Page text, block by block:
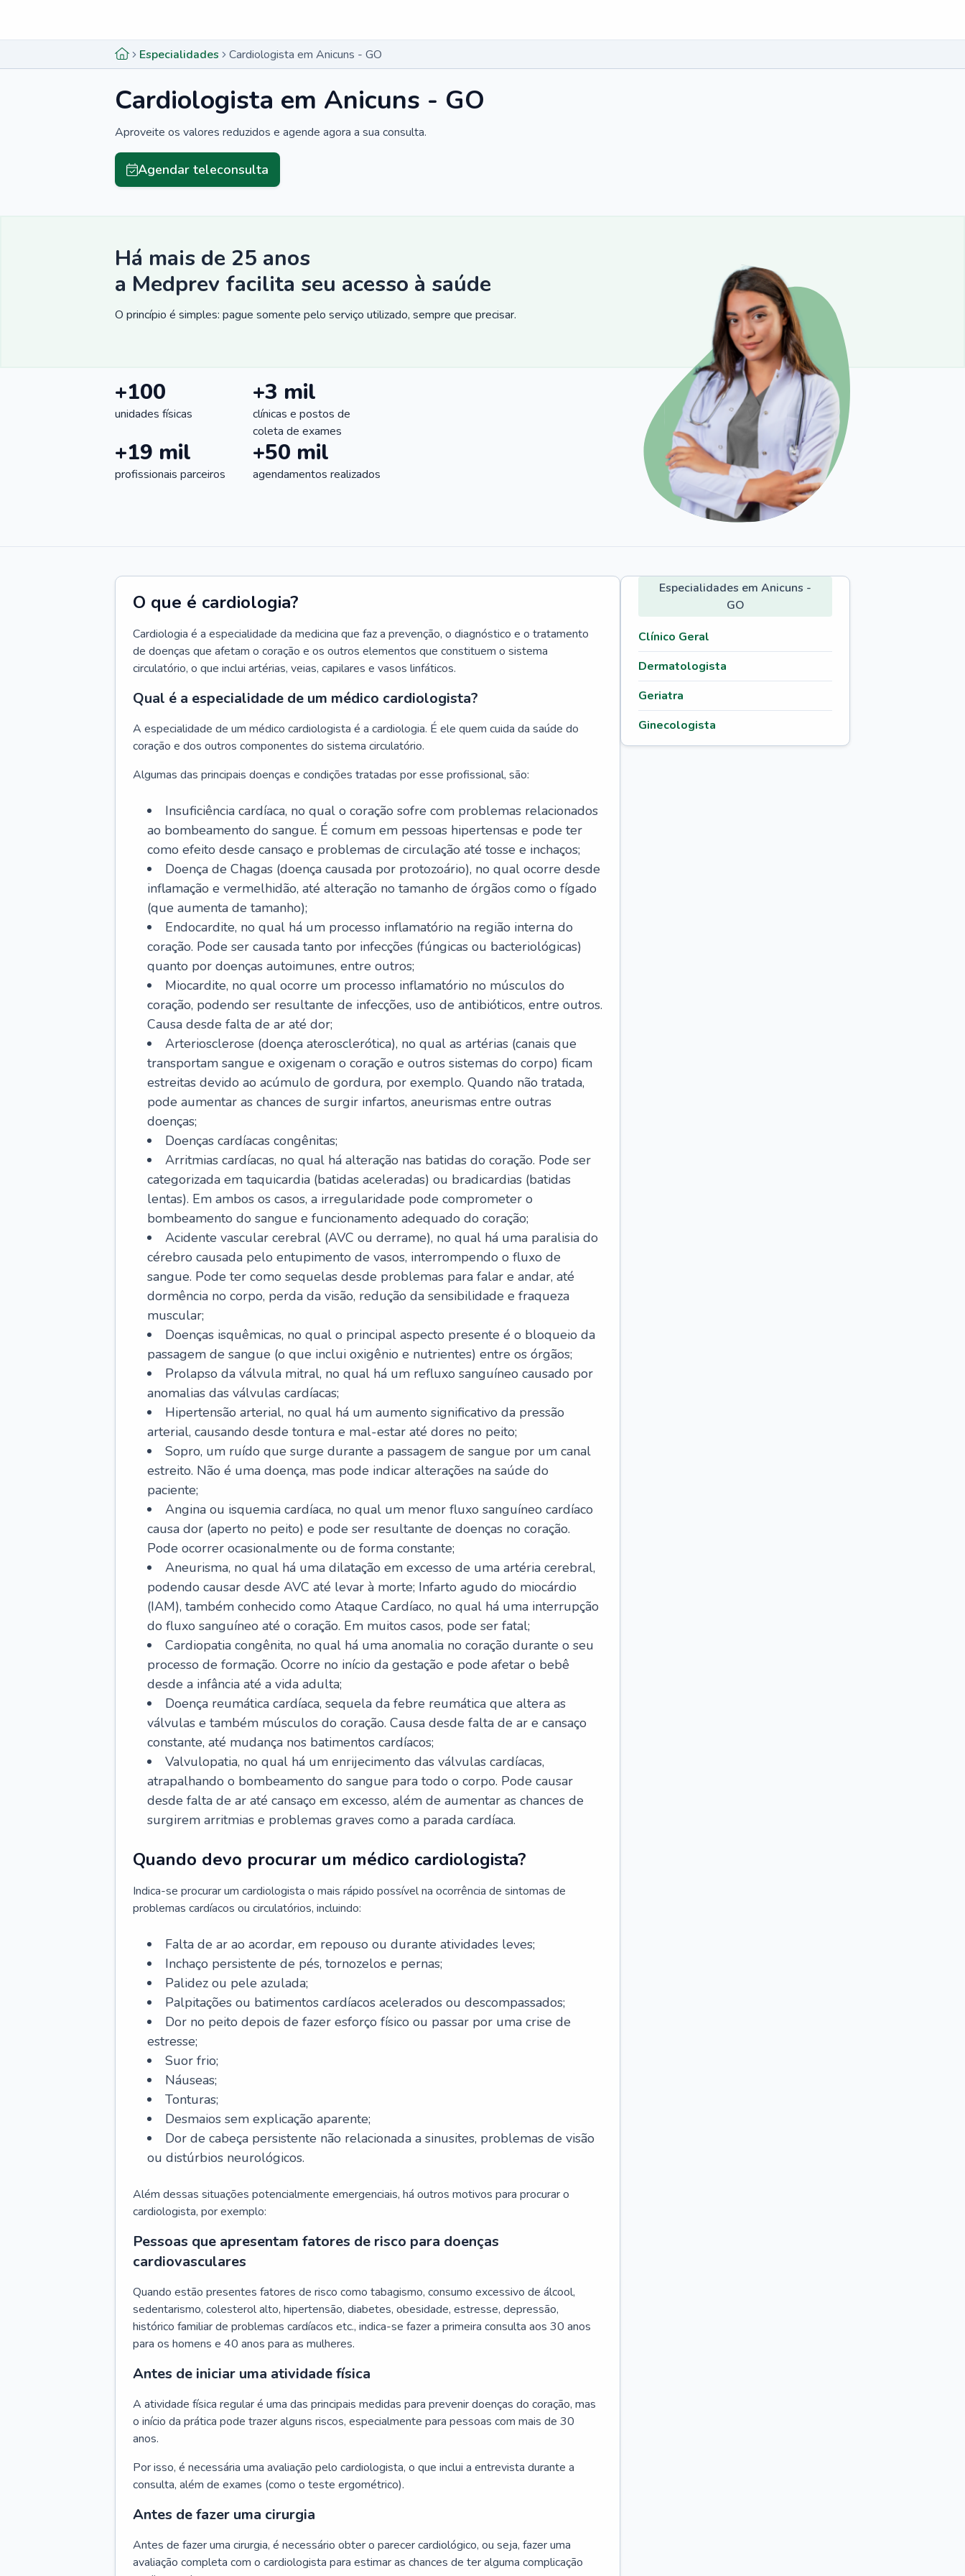
Especialidades Cardiologista em Anicuns - GO
Cardiologista em Anicuns - GO
Aproveite os valores reduzidos e agende agora a sua consulta.
Agendar teleconsulta
Há mais de 25 anos
a Medprev facilita seu acesso à saúde
O princípio é simples: pague somente pelo serviço utilizado, sempre que precisar.
+100
unidades físicas
+3 mil
clínicas e postos de
coleta de exames
+19 mil
profissionais parceiros
+50 mil
agendamentos realizados
O que é cardiologia?
Cardiologia é a especialidade da medicina que faz a prevenção, o diagnóstico e o tratamento
de doenças que afetam o coração e os outros elementos que constituem o sistema
circulatório, o que inclui artérias, veias, capilares e vasos linfáticos.
Qual é a especialidade de um médico cardiologista?
A especialidade de um médico cardiologista é a cardiologia. É ele quem cuida da saúde do
coração e dos outros componentes do sistema circulatório.
Algumas das principais doenças e condições tratadas por esse profissional, são:
Insuficiência cardíaca, no qual o coração sofre com problemas relacionados
ao bombeamento do sangue. É comum em pessoas hipertensas e pode ter
como efeito desde cansaço e problemas de circulação até tosse e inchaços;
Doença de Chagas (doença causada por protozoário), no qual ocorre desde
inflamação e vermelhidão, até alteração no tamanho de órgãos como o fígado
(que aumenta de tamanho);
Endocardite, no qual há um processo inflamatório na região interna do
coração. Pode ser causada tanto por infecções (fúngicas ou bacteriológicas)
quanto por doenças autoimunes, entre outros;
Miocardite, no qual ocorre um processo inflamatório no músculos do
coração, podendo ser resultante de infecções, uso de antibióticos, entre outros.
Causa desde falta de ar até dor;
Arteriosclerose (doença aterosclerótica), no qual as artérias (canais que
transportam sangue e oxigenam o coração e outros sistemas do corpo) ficam
estreitas devido ao acúmulo de gordura, por exemplo. Quando não tratada,
pode aumentar as chances de surgir infartos, aneurismas entre outras
doenças;
Doenças cardíacas congênitas;
Arritmias cardíacas, no qual há alteração nas batidas do coração. Pode ser
categorizada em taquicardia (batidas aceleradas) ou bradicardias (batidas
lentas). Em ambos os casos, a irregularidade pode comprometer o
bombeamento do sangue e funcionamento adequado do coração;
Acidente vascular cerebral (AVC ou derrame), no qual há uma paralisia do
cérebro causada pelo entupimento de vasos, interrompendo o fluxo de
sangue. Pode ter como sequelas desde problemas para falar e andar, até
dormência no corpo, perda da visão, redução da sensibilidade e fraqueza
muscular;
Doenças isquêmicas, no qual o principal aspecto presente é o bloqueio da
passagem de sangue (o que inclui oxigênio e nutrientes) entre os órgãos;
Prolapso da válvula mitral, no qual há um refluxo sanguíneo causado por
anomalias das válvulas cardíacas;
Hipertensão arterial, no qual há um aumento significativo da pressão
arterial, causando desde tontura e mal-estar até dores no peito;
Sopro, um ruído que surge durante a passagem de sangue por um canal
estreito. Não é uma doença, mas pode indicar alterações na saúde do
paciente;
Angina ou isquemia cardíaca, no qual um menor fluxo sanguíneo cardíaco
causa dor (aperto no peito) e pode ser resultante de doenças no coração.
Pode ocorrer ocasionalmente ou de forma constante;
Aneurisma, no qual há uma dilatação em excesso de uma artéria cerebral,
podendo causar desde AVC até levar à morte; Infarto agudo do miocárdio
(IAM), também conhecido como Ataque Cardíaco, no qual há uma interrupção
do fluxo sanguíneo até o coração. Em muitos casos, pode ser fatal;
Cardiopatia congênita, no qual há uma anomalia no coração durante o seu
processo de formação. Ocorre no início da gestação e pode afetar o bebê
desde a infância até a vida adulta;
Doença reumática cardíaca, sequela da febre reumática que altera as
válvulas e também músculos do coração. Causa desde falta de ar e cansaço
constante, até mudança nos batimentos cardíacos;
Valvulopatia, no qual há um enrijecimento das válvulas cardíacas,
atrapalhando o bombeamento do sangue para todo o corpo. Pode causar
desde falta de ar até cansaço em excesso, além de aumentar as chances de
surgirem arritmias e problemas graves como a parada cardíaca.
Quando devo procurar um médico cardiologista?
Indica-se procurar um cardiologista o mais rápido possível na ocorrência de sintomas de
problemas cardíacos ou circulatórios, incluindo:
Falta de ar ao acordar, em repouso ou durante atividades leves;
Inchaço persistente de pés, tornozelos e pernas;
Palidez ou pele azulada;
Palpitações ou batimentos cardíacos acelerados ou descompassados;
Dor no peito depois de fazer esforço físico ou passar por uma crise de
estresse;
Suor frio;
Náuseas;
Tonturas;
Desmaios sem explicação aparente;
Dor de cabeça persistente não relacionada a sinusites, problemas de visão
ou distúrbios neurológicos.
Além dessas situações potencialmente emergenciais, há outros motivos para procurar o
cardiologista, por exemplo:
Pessoas que apresentam fatores de risco para doenças
cardiovasculares
Quando estão presentes fatores de risco como tabagismo, consumo excessivo de álcool,
sedentarismo, colesterol alto, hipertensão, diabetes, obesidade, estresse, depressão,
histórico familiar de problemas cardíacos etc., indica-se fazer a primeira consulta aos 30 anos
para os homens e 40 anos para as mulheres.
Antes de iniciar uma atividade física
A atividade física regular é uma das principais medidas para prevenir doenças do coração, mas
o início da prática pode trazer alguns riscos, especialmente para pessoas com mais de 30
anos.
Por isso, é necessária uma avaliação pelo cardiologista, o que inclui a entrevista durante a
consulta, além de exames (como o teste ergométrico).
Antes de fazer uma cirurgia
Antes de fazer uma cirurgia, é necessário obter o parecer cardiológico, ou seja, fazer uma
avaliação completa com o cardiologista para estimar as chances de ter alguma complicação
Especialidades em Anicuns -
GO
Clínico Geral
Dermatologista
Geriatra
Ginecologista